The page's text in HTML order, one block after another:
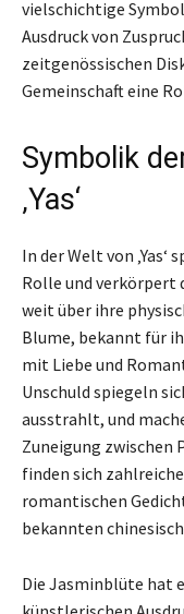
vielschichtige
Ausdruck von
zeitgenössischen
Gemeinschaft eine
Symbolik
‚Yas‘
In der Welt von
Rolle und verkörpert
weit über ihre
Blume, bekannt für
mit Liebe und
Unschuld spiegeln
ausstrahlt, und
Zuneigung
finden sich
romantischen
bekannten
Die Jasminblüte hat